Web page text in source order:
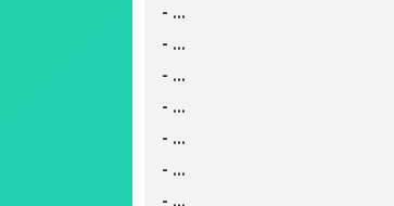
- …
- …
- …
- …
- …
- …
- …